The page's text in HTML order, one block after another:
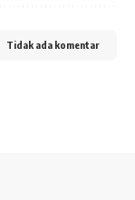
Tidak ada komentar